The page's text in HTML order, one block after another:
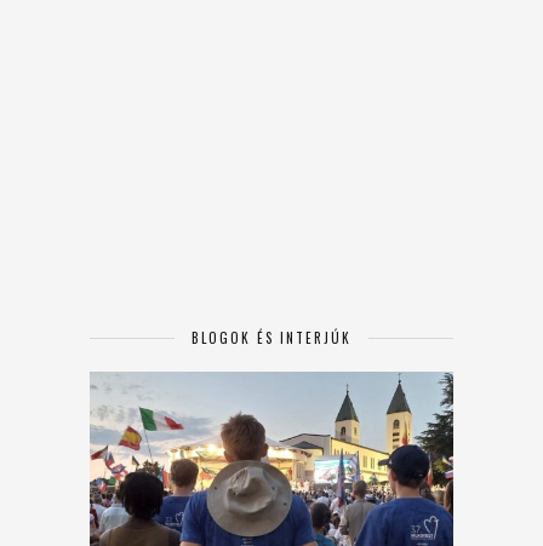
BLOGOK ÉS INTERJÚK